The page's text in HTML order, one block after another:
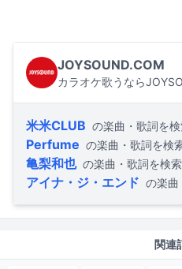
JOYSOUND.COM
カラオケ歌うなら
米米CLUB の楽曲・歌詞を
Perfume の楽曲・歌詞を検
亀梨和也 の楽曲・歌詞を検索
アイナ・ジ・エンド の楽曲
関連